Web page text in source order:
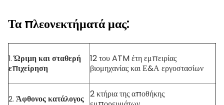
Τα πλεονεκτήματά μας:
1.Ώριμη και σταθερή
επιχείρηση
12 του ATM έτη εμπειρίας
βιομηχανίας και Ε&Α εργοστασίων
2. Άφθονος κατάλογος 2 κτήρια της αποθήκης